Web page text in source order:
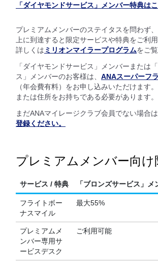
「ダイヤモンドサービス」メンバー特典は
プレミアムメンバーのステイタスを問わず
上に到達すると限定サービスや特典をご利
詳しくは ミリオンマイラープログラムをご
「ダイヤモンドサービス」メンバーまたは
ス」メンバーのお客様は、 ANAスーパーフ
（年会費有料）をお申し込みいただけます
または住所をお持ちである必要があります。
まだANAマイレージクラブ会員でない場合は
登録ください。
プレミアムメンバー向け
サービス / 特典 「ブロンズサービス」メ
フライトボー
ナスマイル
最大55%
プレミアムメ
ンバー専用サ
ービスデスク
ご利用可能